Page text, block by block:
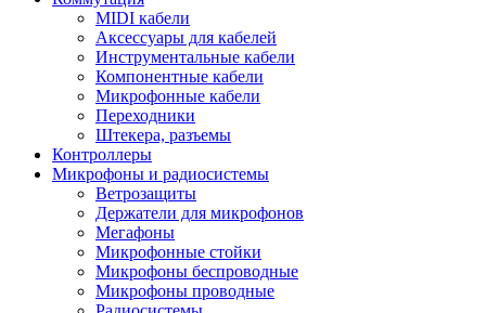
MIDI кабели
Аксессуары для кабелей
Инструментальные кабели
Компонентные кабели
Микрофонные кабели
Переходники
Штекера, разъемы
Контроллеры
Микрофоны и радиосистемы
Ветрозащиты
Держатели для микрофонов
Мегафоны
Микрофонные стойки
Микрофоны беспроводные
Микрофоны проводные